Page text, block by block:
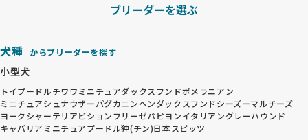
ブリーダーを選ぶ
犬種 からブリーダーを探す
小型犬
トイプードルチワワミニチュアダックスフンドポメラニアン
ミニチュアシュナウザーパグカニンヘンダックスフンドシーズーマルチーズ
ヨークシャーテリアビションフリーゼパピヨンイタリアングレーハウンド
キャバリア ミニチュアプードル狆(チン)日本スピッツ